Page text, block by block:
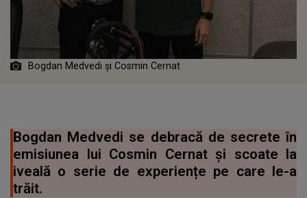
Bogdan Medvedi și Cosmin Cernat
Bogdan Medvedi se debracă de secrete în
emisiunea lui Cosmin Cernat și scoate la
iveală o serie de experiențe pe care le-a
trăit.